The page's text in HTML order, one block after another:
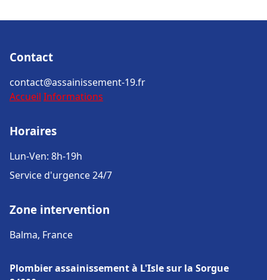
Contact
contact@assainissement-19.fr
Accueil Informations
Horaires
Lun-Ven: 8h-19h
Service d'urgence 24/7
Zone intervention
Balma, France
Plombier assainissement à L'Isle sur la Sorgue